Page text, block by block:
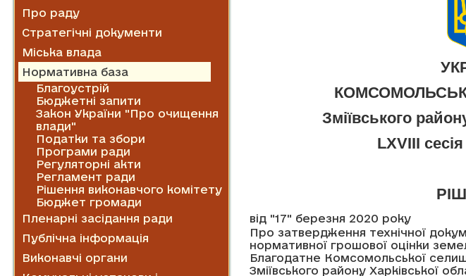
Про раду
Стратегічні документи
Міська влада
Нормативна база
Благоустрій
Бюджетні запити
Закон України "Про очищення
влади"
Податки та збори
Програми ради
Регуляторні акти
Регламент ради
Рішення виконавчого комітету
Бюджет громади
Пленарні засідання ради
Публічна інформація
Виконавчі органи
Зміївського
LXVIII
від "17" березня 2020 року
Про затвердження технічної
нормативної грошової оцінки
Благодатне Комсомольської
Зміївського району Харківської